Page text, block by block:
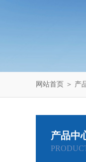
网站首页 ＞ 产
产品中